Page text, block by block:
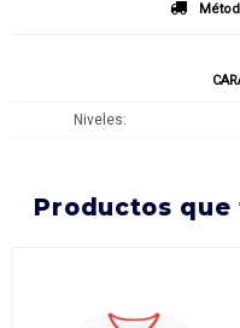
Niveles
productos